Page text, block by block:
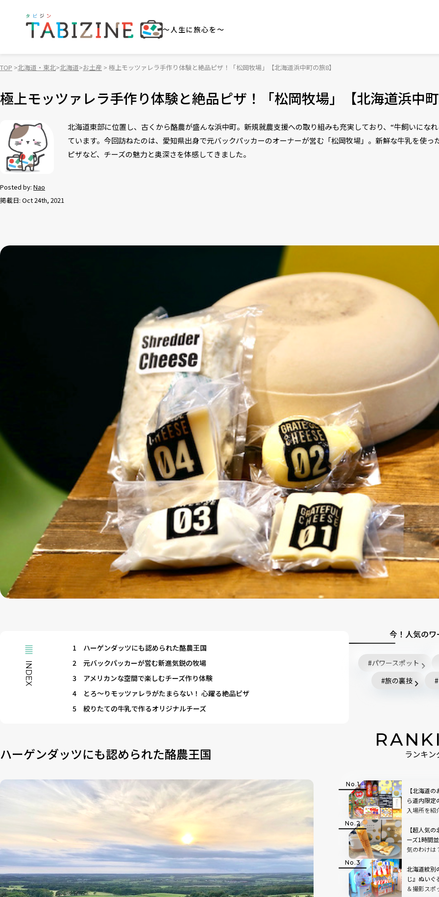
～人生に旅心を～
TOP 北海道・東北 北海道 お土産 極上モッツァレラ手作り体験と絶品ピザ！「松岡牧場」【北海道浜中町の旅8】
極上モッツァレラ手作り体験と絶品ピザ！「松岡牧場」【北海道浜中
Posted by: Nao
掲載日: Oct 24th, 2021
北海道東部に位置し、古くから酪農が盛んな浜中町。新規就農支援への取り組みも充実しており、“牛飼いにな
ています。今回訪ねたのは、愛知県出身で元バックパッカーのオーナーが営む「松岡牧場」。新鮮な牛乳を使っ
ピザなど、チーズの魅力と奥深さを体感してきました。
INDEX
1
ハーゲンダッツにも認められた酪農王国
2
元バックパッカーが営む新進気鋭の牧場
3
アメリカンな空間で楽しむチーズ作り体験
4
とろ〜りモッツァレラがたまらない！ 心躍る絶品ピザ
5
絞りたての牛乳で作るオリジナルチーズ
ハーゲンダッツにも認められた酪農王国
今！人気のワ
パワースポット
旅の裏技
ランキン
【北海道
ら道内限定
入場所を紹
【超人気
ーズ1時間
気のわけは
北海道紋別
じ』ぬいぐ
＆撮影スポ